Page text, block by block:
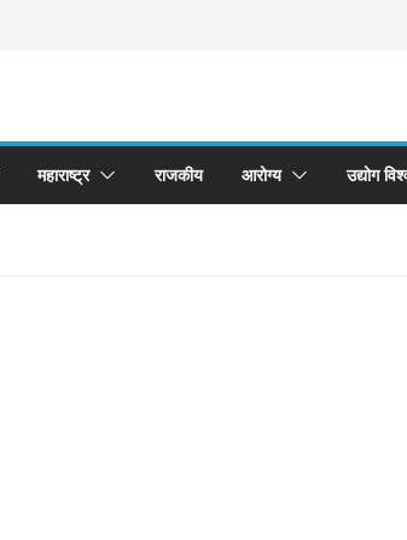
महाराष्ट्र राजकीय आरोग्य उद्योग